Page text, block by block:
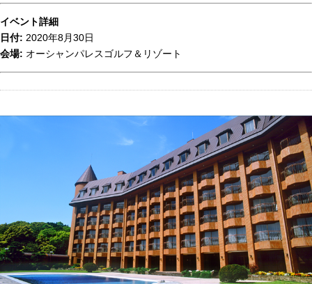
イベント詳細
日付: 2020年8月30日
会場: オーシャンパレスゴルフ＆リゾート